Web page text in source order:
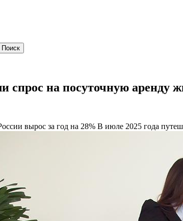
спрос на посуточную аренду
вырос за год на 28% В июле 2025 года